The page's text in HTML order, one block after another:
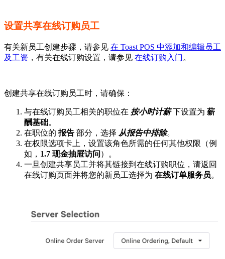
设置共享在线订购员工
有关新员工创建步骤，请参见 在 Toast POS 中添加和编辑员工
及工资 ，有关在线订购设置，请参见 在线订购入门 。
创建共享在线订购员工时，请确保：
与在线订购员工相关的职位在 按小时计薪下设置为 薪
酬基础。
在职位的 报告 部分，选择 从报告中排除。
在权限选项卡上，设置该角色所需的任何其他权限（例
如， 1.7 现金抽屉访问 ）。
一旦创建共享员工并将其链接到在线订购职位，请返回
在线订购页面并将您的新员工选择为 在线订单服务员。